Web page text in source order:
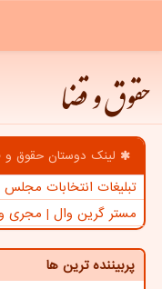
حقوق و قضا
لینک دوستان حقوق و
تبلیغات انتخابات مجلس
مستر گرین وال | مجری و
پربیننده ترین ها